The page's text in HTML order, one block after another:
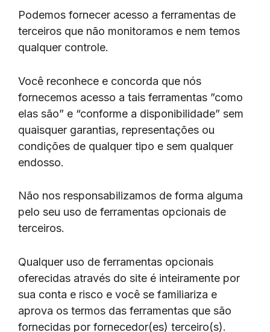
Podemos fornecer acesso a ferramentas de
terceiros que não monitoramos e nem temos
qualquer controle.
Você reconhece e concorda que nós
fornecemos acesso a tais ferramentas ”como
elas são” e “conforme a disponibilidade” sem
quaisquer garantias, representações ou
condições de qualquer tipo e sem qualquer
endosso.
Não nos responsabilizamos de forma alguma
pelo seu uso de ferramentas opcionais de
terceiros.
Qualquer uso de ferramentas opcionais
oferecidas através do site é inteiramente por
sua conta e risco e você se familiariza e
aprova os termos das ferramentas que são
fornecidas por fornecedor(es) terceiro(s).